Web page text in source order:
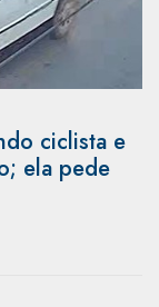
ciclista e
ela pede